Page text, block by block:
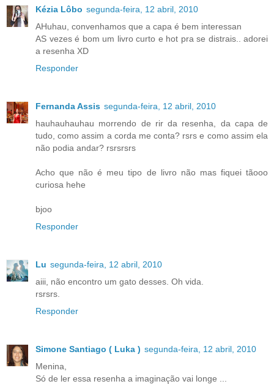
Kézia Lôbo segunda-feira, 12 abril, 2010
AHuhau, convenhamos que a capa é bem interessan
AS vezes é bom um livro curto e hot pra se distrais.. adorei
a resenha XD
Responder
Fernanda Assis segunda-feira, 12 abril, 2010
hauhauhauhau morrendo de rir da resenha, da capa de
tudo, como assim a corda me conta? rsrs e como assim ela
não podia andar? rsrsrsrs
Acho que não é meu tipo de livro não mas fiquei tãooo
curiosa hehe
bjoo
Responder
Lu segunda-feira, 12 abril, 2010
aiii, não encontro um gato desses. Oh vida.
rsrsrs.
Responder
Simone Santiago ( Luka ) segunda-feira, 12 abril, 2010
Menina,
Só de ler essa resenha a imaginação vai longe ...